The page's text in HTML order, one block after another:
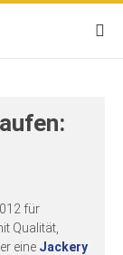
für
Qualität,
eine Jackery